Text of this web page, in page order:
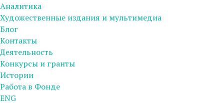
Аналитика
Художественные издания и мультимедиа
Блог
Контакты
Деятельность
Конкурсы и гранты
Истории
Работа в Фонде
ENG